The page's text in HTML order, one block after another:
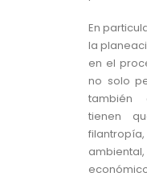
En
la
en el
no solo
también
tienen